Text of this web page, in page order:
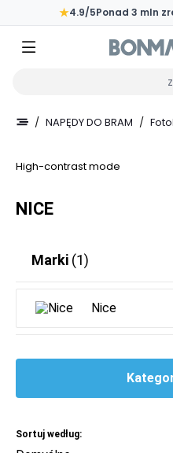
Przejdź do głównej zawartości
★4.9/5Ponad 3 mln
/ NAPĘDY DO BRAM /
High-contrast mode
NICE
Marki (1)
Nice
Sortuj według: